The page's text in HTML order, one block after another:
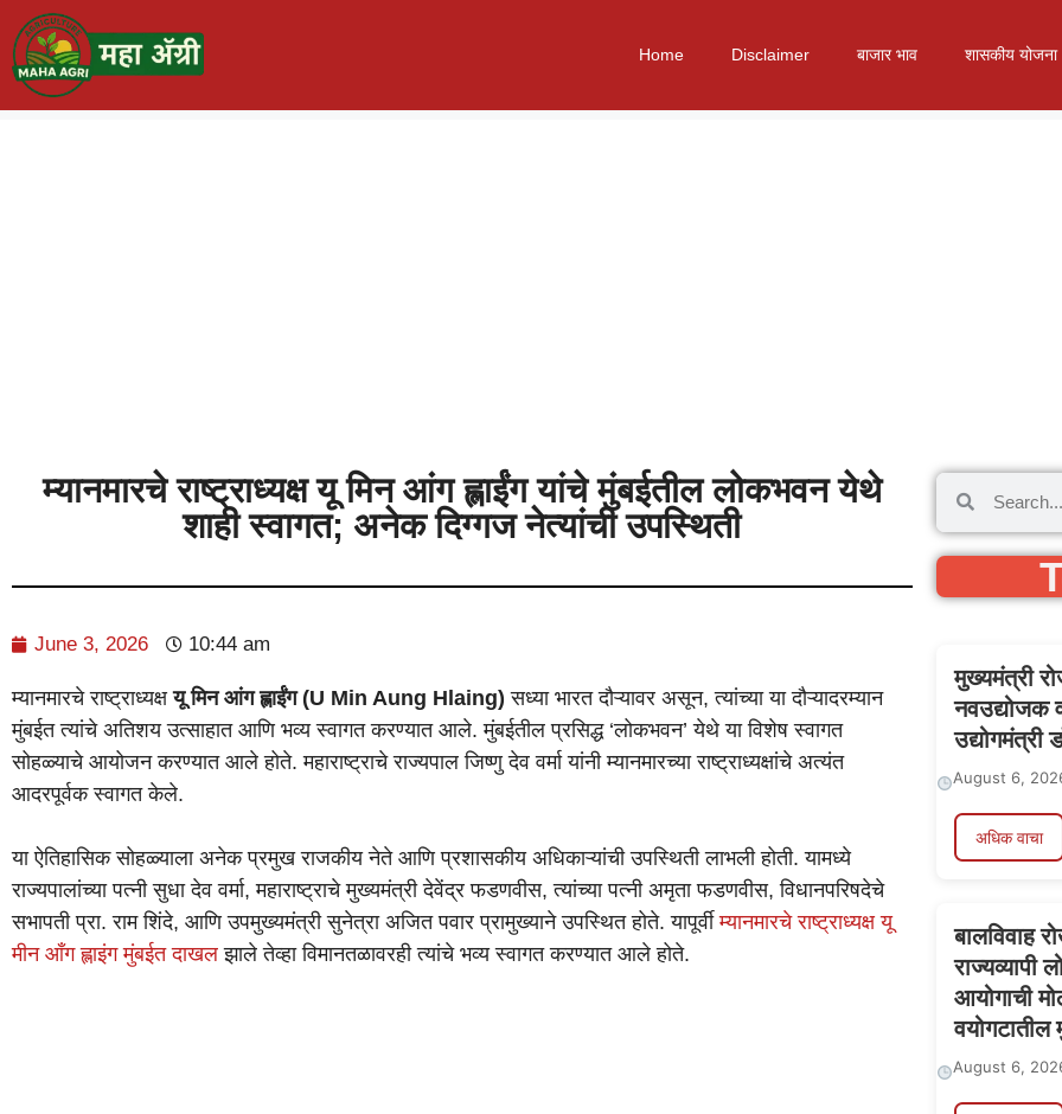
Home Disclaimer बाजार भाव शासकीय योजना
म्यानमारचे राष्ट्राध्यक्ष यू मिन आंग ह्लाईंग यांचे मुंबईतील लोकभवन येथे
शाही स्वागत; अनेक दिग्गज नेत्यांची उपस्थिती
June 3, 2026 10:44 am
म्यानमारचे राष्ट्राध्यक्षयू मिन आंग ह्लाईंग (U Min Aung Hlaing) सध्या भारत दौऱ्यावर असून, त्यांच्या या दौऱ्यादरम्यान
मुंबईत त्यांचे अतिशय उत्साहात आणि भव्य स्वागत करण्यात आले. मुंबईतील प्रसिद्ध ‘लोकभवन’ येथे या विशेष स्वागत
सोहळ्याचे आयोजन करण्यात आले होते. महाराष्ट्राचे राज्यपाल जिष्णु देव वर्मा यांनी म्यानमारच्या राष्ट्राध्यक्षांचे अत्यंत
आदरपूर्वक स्वागत केले.
या ऐतिहासिक सोहळ्याला अनेक प्रमुख राजकीय नेते आणि प्रशासकीय अधिकाऱ्यांची उपस्थिती लाभली होती. यामध्ये
राज्यपालांच्या पत्नी सुधा देव वर्मा, महाराष्ट्राचे मुख्यमंत्री देवेंद्र फडणवीस, त्यांच्या पत्नी अमृता फडणवीस, विधानपरिषदेचे
सभापती प्रा. राम शिंदे, आणि उपमुख्यमंत्री सुनेत्रा अजित पवार प्रामुख्याने उपस्थित होते. यापूर्वीम्यानमारचे राष्ट्राध्यक्ष यू
मीन आँग ह्लाइंग मुंबईत दाखल झाले तेव्हा विमानतळावरही त्यांचे भव्य स्वागत करण्यात आले होते.
मुख्यमंत्री
नवउद्योजक
उद्योगमंत्री
August 6,
अधिक वाचा
बालविवाह
आयोगाची
वयोगटातील
August 6,